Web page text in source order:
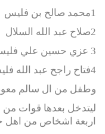
1محمد صالح بن فليس
2صلاح عبد الله السلال
3 عزي حسين علي فليس
4فتاح راجح عبد الله فليس
وطفل من ال سالم
ليتدخل بعدها قوات من
اربعة اشخاص من